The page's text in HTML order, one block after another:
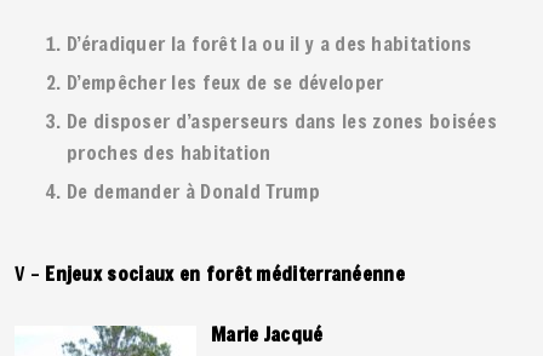
D’éradiquer la forêt la ou il y a des habitations
D’empêcher les feux de se déveloper
De disposer d’asperseurs dans les zones boisées
proches des habitation
De demander à Donald Trump
V – Enjeux sociaux en forêt méditerranéenne
Marie Jacqué